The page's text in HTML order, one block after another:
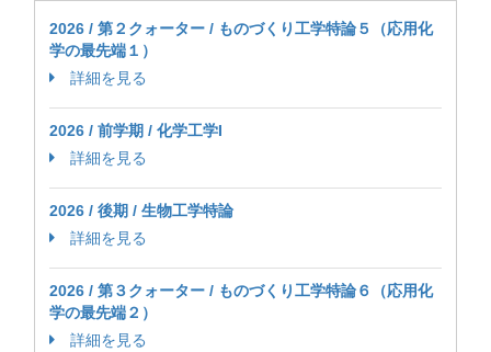
2026 / 第２クォーター / ものづくり工学特論５（応用化
学の最先端１）
詳細を見る
2026 / 前学期 / 化学工学I
詳細を見る
2026 / 後期 / 生物工学特論
詳細を見る
2026 / 第３クォーター / ものづくり工学特論６（応用化
学の最先端２）
詳細を見る